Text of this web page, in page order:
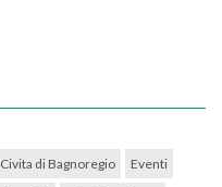
Civita di Bagnoregio Eventi